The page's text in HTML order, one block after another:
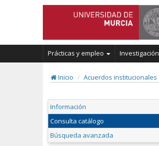
Prácticas y empleo Investigación
Inicio Acuerdos institucionales
Información
Consulta catálogo
Búsqueda avanzada